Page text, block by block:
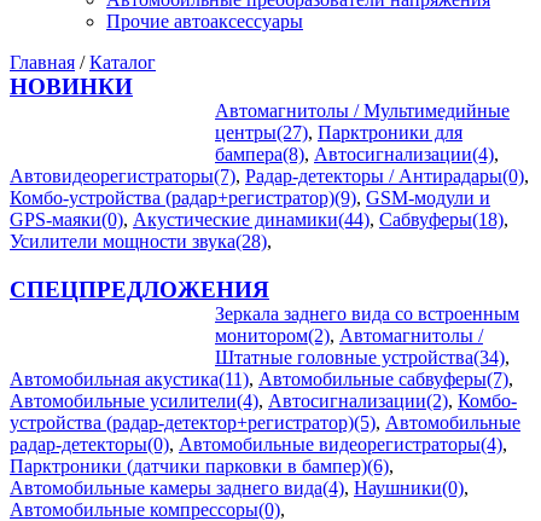
Прочие автоаксессуары
Главная /Каталог
НОВИНКИ
Автомагнитолы / Мультимедийные
центры(27), Парктроники для
бампера(8), Автосигнализации(4),
Автовидеорегистраторы(7), Радар-детекторы / Антирадары(0),
Комбо-устройства (радар+регистратор)(9), GSM-модули и
GPS-маяки(0), Акустические динамики(44), Сабвуферы(18),
Усилители мощности звука(28),
СПЕЦПРЕДЛОЖЕНИЯ
Зеркала заднего вида со встроенным
монитором(2), Автомагнитолы /
Штатные головные устройства(34),
Автомобильная акустика(11), Автомобильные сабвуферы(7),
Автомобильные усилители(4), Автосигнализации(2), Комбо-
устройства (радар-детектор+регистратор)(5), Автомобильные
радар-детекторы(0), Автомобильные видеорегистраторы(4),
Парктроники (датчики парковки в бампер)(6),
Автомобильные камеры заднего вида(4), Наушники(0),
Автомобильные компрессоры(0),